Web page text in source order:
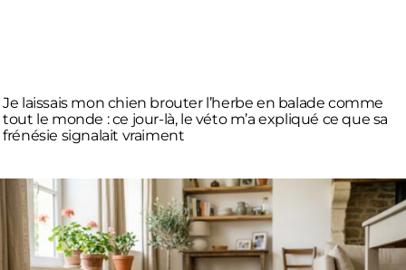
Je laissais mon chien brouter l’herbe en balade comme
tout le monde : ce jour-là, le véto m’a expliqué ce que sa
frénésie signalait vraiment